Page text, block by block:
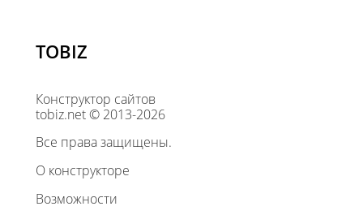
TOBIZ
Конструктор сайтов
tobiz.net © 2013-2026
Все права защищены.
О конструкторе
Возможности